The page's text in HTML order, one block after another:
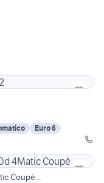
Euro 6
Coupé...